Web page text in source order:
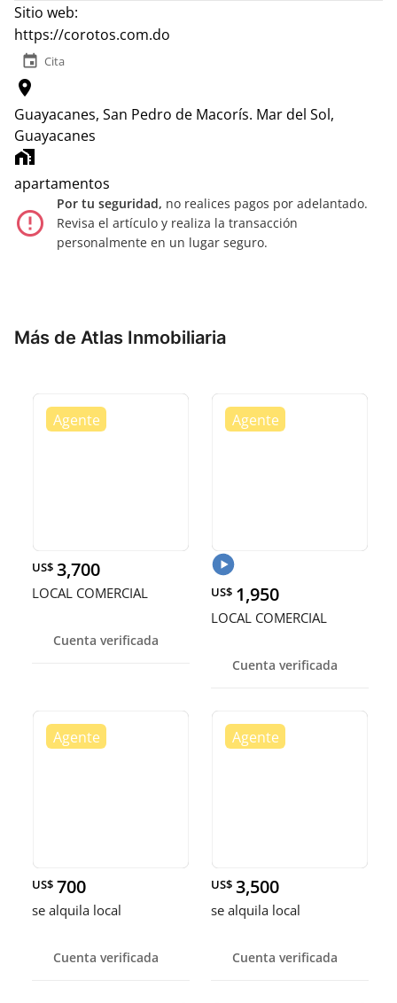
Sitio web:
https://corotos.com.do
event Cita
location_on
Guayacanes, San Pedro de Macorís. Mar del Sol,
Guayacanes
home_work
apartamentos
error_outline
Por tu seguridad, no realices pagos por adelantado.
Revisa el artículo y realiza la transacción
personalmente en un lugar seguro.
Más de Atlas Inmobiliaria
US$ 3,700
LOCAL COMERCIAL
Cuenta verificada
US$ 1,950
LOCAL COMERCIAL
Cuenta verificada
US$ 700
se alquila local
Cuenta verificada
US$ 3,500
se alquila local
Cuenta verificada